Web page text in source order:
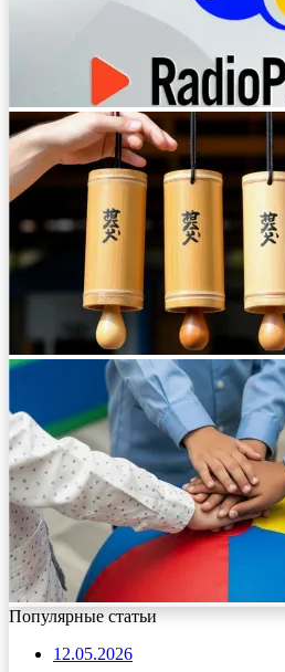
Популярные статьи
12.05.2026